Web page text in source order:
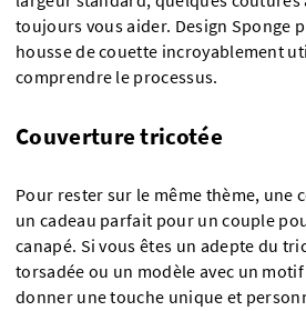
toujours vous aider. Design Sponge
housse de couette incroyablement
comprendre le processus.
Couverture tricotée
Pour rester sur le même thème, une
un cadeau parfait pour un couple
canapé. Si vous êtes un adepte du
torsadée ou un modèle avec un
donner une touche unique et